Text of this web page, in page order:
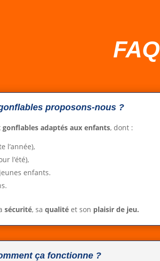
FAQ
proposons-nous ?
gonflables adaptés aux enfants, dont :
l’année),
l’été),
enfants.
sécurité, saqualité et son plaisir de jeu.
ça fonctionne ?